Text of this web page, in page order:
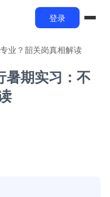
登录
业？韶关岗真相解读
期实习：不